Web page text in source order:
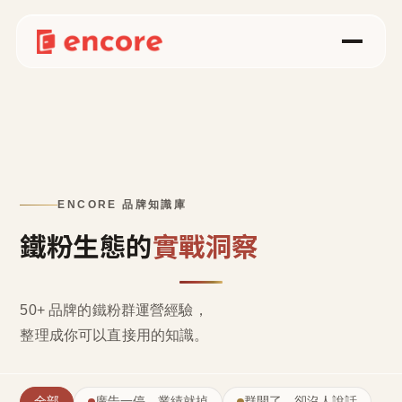
ENCORE 品牌知識庫
鐵粉生態的實戰洞察
50+ 品牌的鐵粉群運營經驗，
整理成你可以直接用的知識。